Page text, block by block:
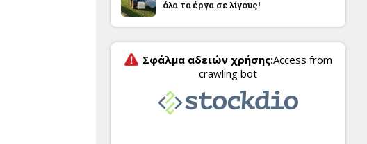
όλα τα έργα σε λίγους!